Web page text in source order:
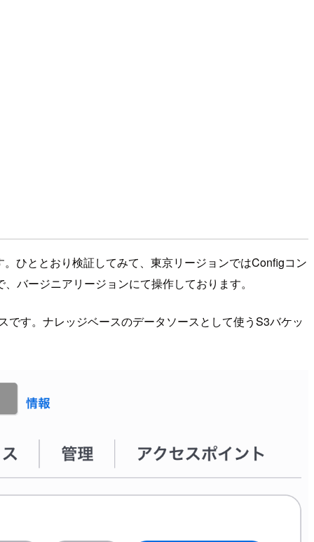
ひととおり検証してみて、東京リージョンではConfigコン
バージニアリージョンにて操作しております。
す。ナレッジベースのデータソースとして使うS3バケッ